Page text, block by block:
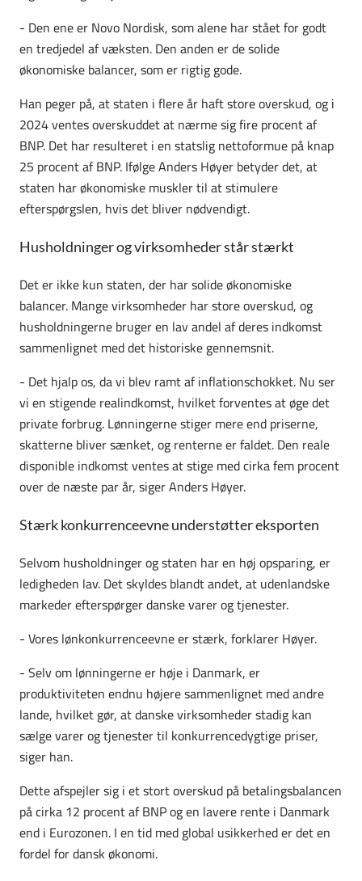
- Den ene er Novo Nordisk, som alene har stået for godt
en tredjedel af væksten. Den anden er de solide
økonomiske balancer, som er rigtig gode.
Han peger på, at staten i flere år haft store overskud, og i
2024 ventes overskuddet at nærme sig fire procent af
BNP. Det har resulteret i en statslig nettoformue på knap
25 procent af BNP. Ifølge Anders Høyer betyder det, at
staten har økonomiske muskler til at stimulere
efterspørgslen, hvis det bliver nødvendigt.
Husholdninger og virksomheder står stærkt
Det er ikke kun staten, der har solide økonomiske
balancer. Mange virksomheder har store overskud, og
husholdningerne bruger en lav andel af deres indkomst
sammenlignet med det historiske gennemsnit.
- Det hjalp os, da vi blev ramt af inflationschokket. Nu ser
vi en stigende realindkomst, hvilket forventes at øge det
private forbrug. Lønningerne stiger mere end priserne,
skatterne bliver sænket, og renterne er faldet. Den reale
disponible indkomst ventes at stige med cirka fem procent
over de næste par år, siger Anders Høyer.
Stærk konkurrenceevne understøtter eksporten
Selvom husholdninger og staten har en høj opsparing, er
ledigheden lav. Det skyldes blandt andet, at udenlandske
markeder efterspørger danske varer og tjenester.
- Vores lønkonkurrenceevne er stærk, forklarer Høyer.
- Selv om lønningerne er høje i Danmark, er
produktiviteten endnu højere sammenlignet med andre
lande, hvilket gør, at danske virksomheder stadig kan
sælge varer og tjenester til konkurrencedygtige priser,
siger han.
Dette afspejler sig i et stort overskud på betalingsbalancen
på cirka 12 procent af BNP og en lavere rente i Danmark
end i Eurozonen. I en tid med global usikkerhed er det en
fordel for dansk økonomi.